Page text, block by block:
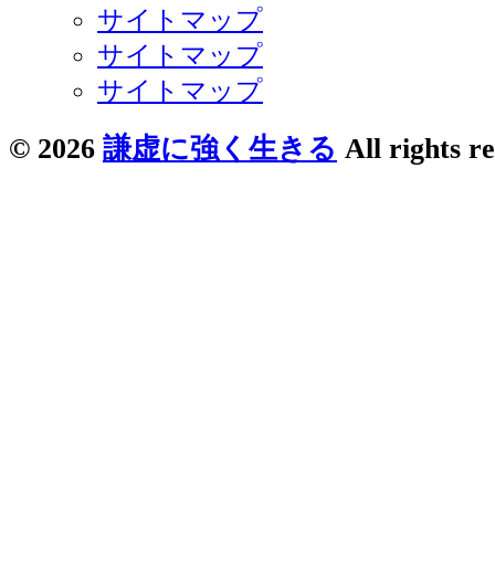
サイトマップ
サイトマップ
サイトマップ
© 2026 謙虚に強く生きる All rights